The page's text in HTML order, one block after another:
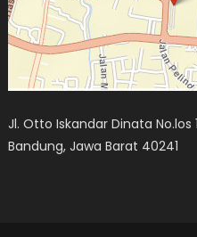
Jl. Otto Iskandar Dinata No.los
Bandung, Jawa Barat 40241